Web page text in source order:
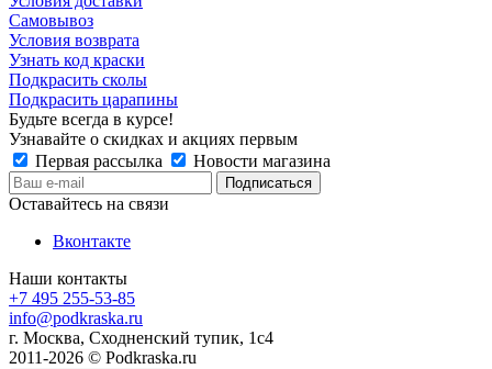
Самовывоз
Условия возврата
Узнать код краски
Подкрасить сколы
Подкрасить царапины
Будьте всегда в курсе!
Узнавайте о скидках и акциях первым
Первая рассылка
Новости магазина
Оставайтесь на связи
Вконтакте
Наши контакты
+7 495 255-53-85
info@podkraska.ru
г. Москва, Сходненский тупик, 1с4
2011-2026 © Podkraska.ru